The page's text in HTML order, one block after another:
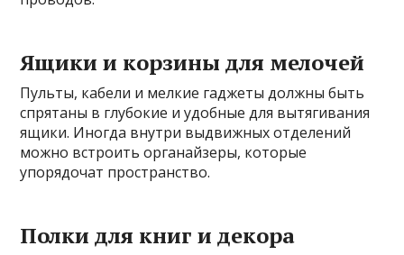
Ящики и корзины для мелочей
Пульты, кабели и мелкие гаджеты должны быть
спрятаны в глубокие и удобные для вытягивания
ящики. Иногда внутри выдвижных отделений
можно встроить органайзеры, которые
упорядочат пространство.
Полки для книг и декора